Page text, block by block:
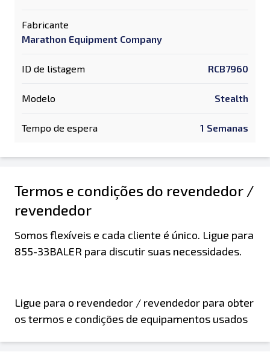
Fabricante
Marathon Equipment Company
ID de listagem RCB7960
Modelo Stealth
Tempo de espera 1 Semanas
Termos e condições do revendedor /
revendedor
Somos flexíveis e cada cliente é único. Ligue para
855-33BALER para discutir suas necessidades.
Ligue para o revendedor / revendedor para obter
os termos e condições de equipamentos usados